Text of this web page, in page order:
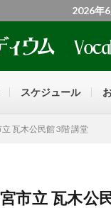
2026年
スケジュール
瓦木公民館 3階 講堂
市立 瓦木公